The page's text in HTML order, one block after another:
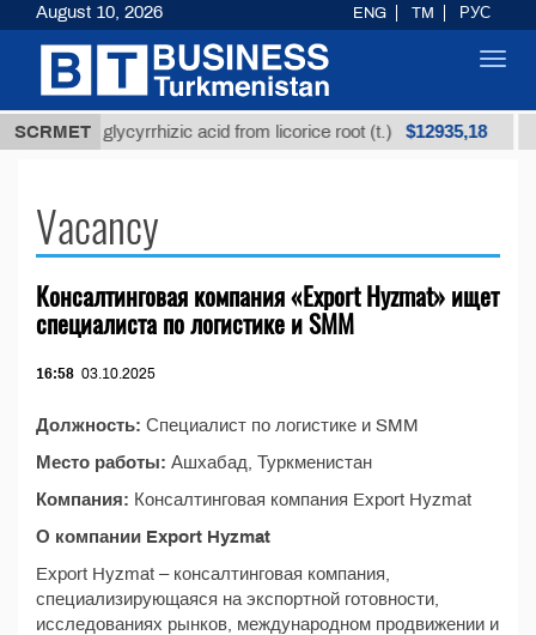
SCRMET
Unrefined glycyrrhizic acid from licorice root (t.) $12935,18
Vacancy
Консалтинговая компания «Export Hyzmat» ищет
специалиста по логистике и SMM
16:58 03.10.2025
Должность: Специалист по логистике и SMM
Место работы: Ашхабад, Туркменистан
Компания: Консалтинговая компания Export Hyzmat
О компании Export Hyzmat
Export Hyzmat – консалтинговая компания,
специализирующаяся на экспортной готовности,
исследованиях рынков, международном продвижении и
August 10, 2026 ENG TM РУС